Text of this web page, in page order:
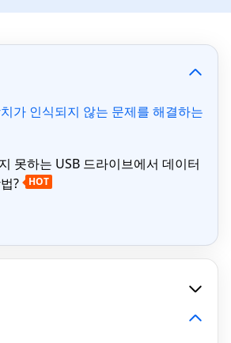
가 인식되지 않는 문제를 해결하는
못하는 USB 드라이브에서 데이터
?
HOT